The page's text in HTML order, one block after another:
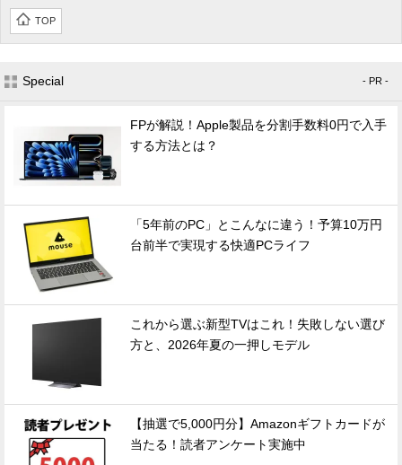
TOP
Special - PR -
FPが解説！Apple製品を分割手数料0円で入手
する方法とは？
「5年前のPC」とこんなに違う！予算10万円
台前半で実現する快適PCライフ
これから選ぶ新型TVはこれ！失敗しない選び
方と、2026年夏の一押しモデル
【抽選で5,000円分】Amazonギフトカードが
当たる！読者アンケート実施中